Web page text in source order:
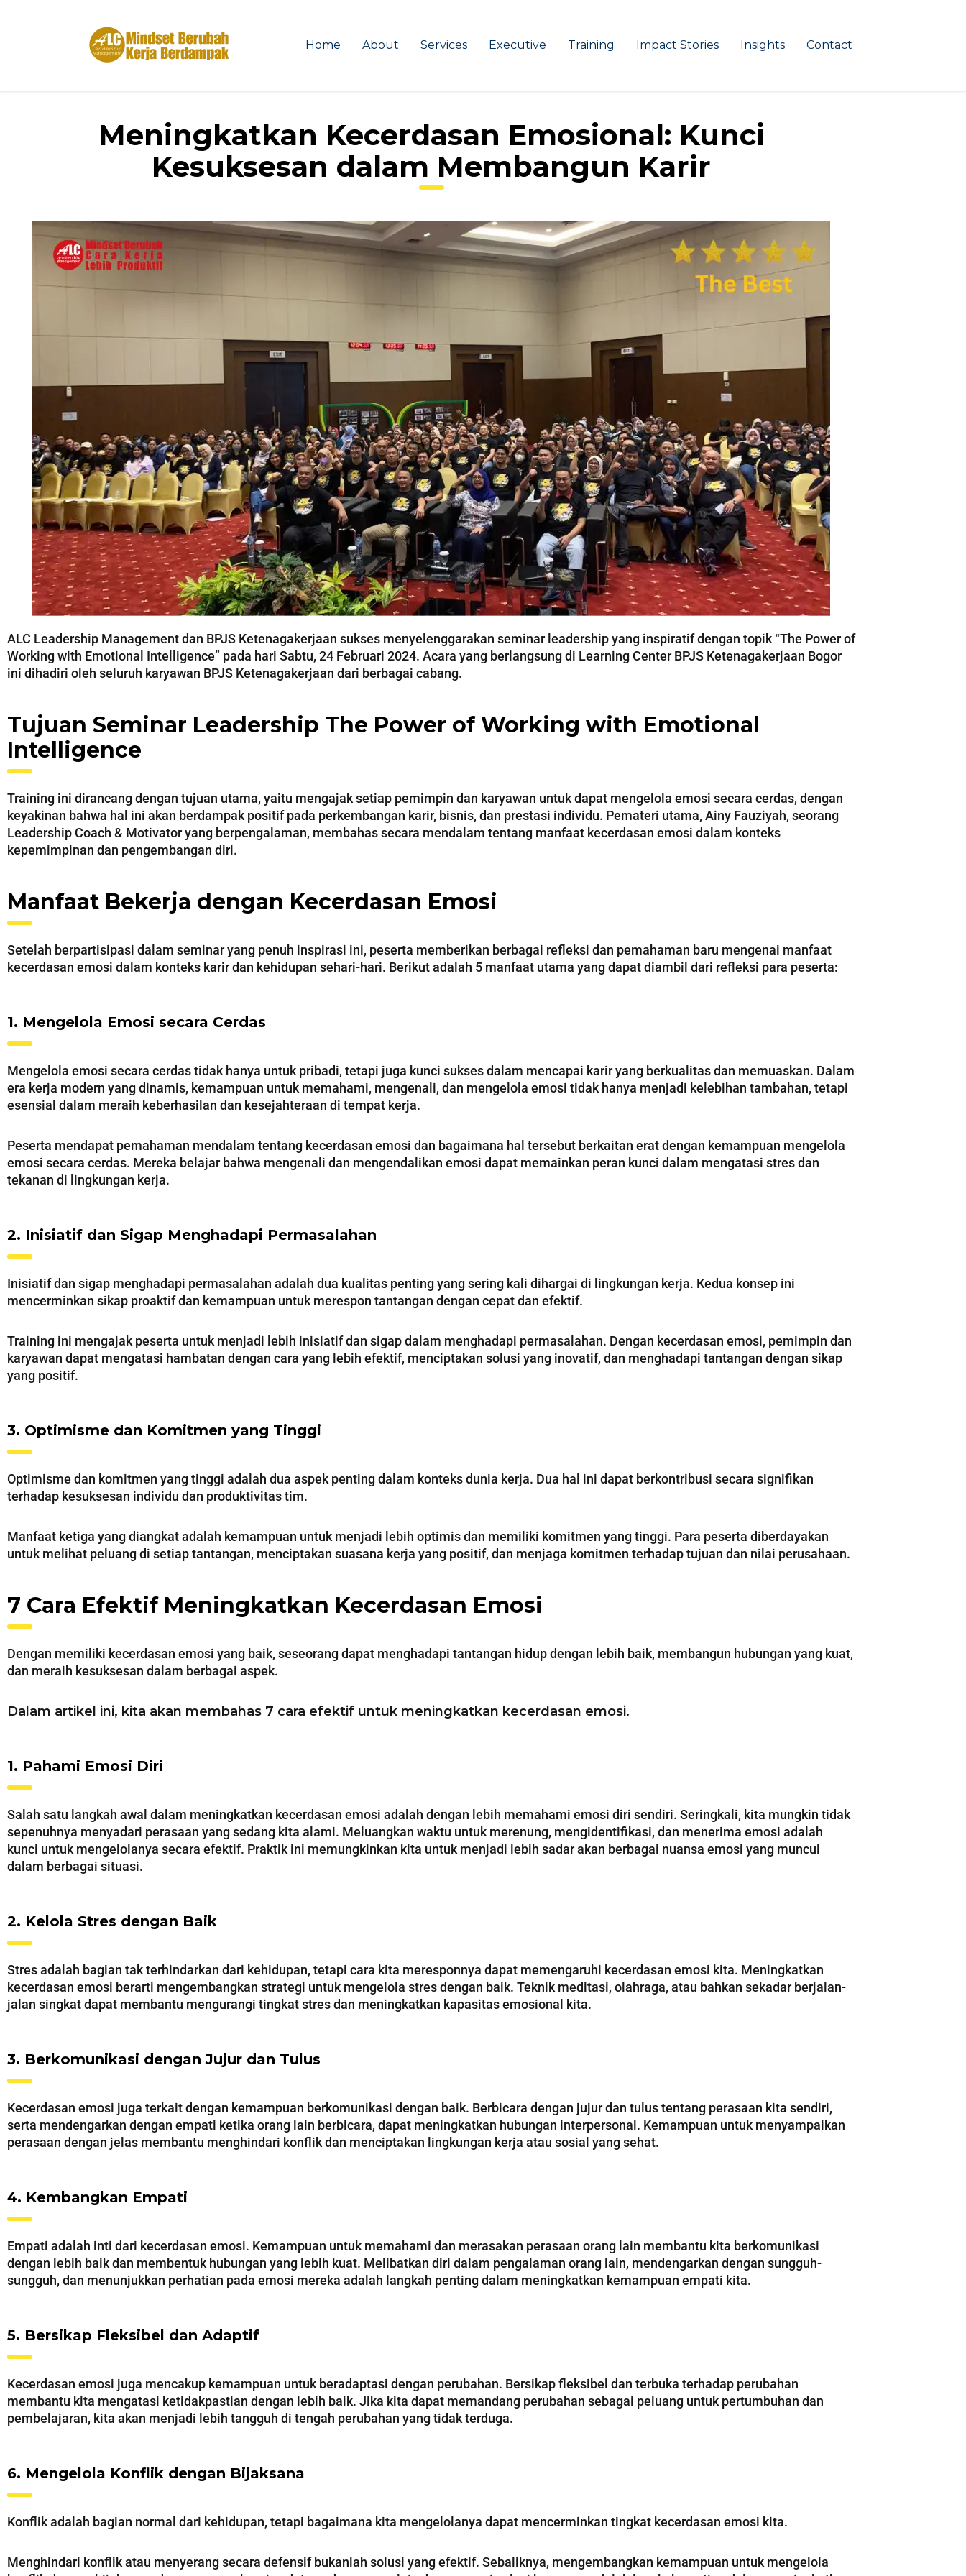
Home About Services Executive Training Impact Stories Insights Contact
Meningkatkan Kecerdasan Emosional: Kunci
Kesuksesan dalam Membangun Karir
ALC Leadership Management dan BPJS Ketenagakerjaan sukses menyelenggarakan seminar leadership yang inspiratif dengan topik “The Power of
Working with Emotional Intelligence” pada hari Sabtu, 24 Februari 2024. Acara yang berlangsung di Learning Center BPJS Ketenagakerjaan Bogor
ini dihadiri oleh seluruh karyawan BPJS Ketenagakerjaan dari berbagai cabang.
Tujuan Seminar Leadership The Power of Working with Emotional
Intelligence
Training ini dirancang dengan tujuan utama, yaitu mengajak setiap pemimpin dan karyawan untuk dapat mengelola emosi secara cerdas, dengan
keyakinan bahwa hal ini akan berdampak positif pada perkembangan karir, bisnis, dan prestasi individu. Pemateri utama, Ainy Fauziyah, seorang
Leadership Coach & Motivator yang berpengalaman, membahas secara mendalam tentang manfaat kecerdasan emosi dalam konteks
kepemimpinan dan pengembangan diri.
Manfaat Bekerja dengan Kecerdasan Emosi
Setelah berpartisipasi dalam seminar yang penuh inspirasi ini, peserta memberikan berbagai refleksi dan pemahaman baru mengenai manfaat
kecerdasan emosi dalam konteks karir dan kehidupan sehari-hari. Berikut adalah 5 manfaat utama yang dapat diambil dari refleksi para peserta:
1. Mengelola Emosi secara Cerdas
Mengelola emosi secara cerdas tidak hanya untuk pribadi, tetapi juga kunci sukses dalam mencapai karir yang berkualitas dan memuaskan. Dalam
era kerja modern yang dinamis, kemampuan untuk memahami, mengenali, dan mengelola emosi tidak hanya menjadi kelebihan tambahan, tetapi
esensial dalam meraih keberhasilan dan kesejahteraan di tempat kerja.
Peserta mendapat pemahaman mendalam tentang kecerdasan emosi dan bagaimana hal tersebut berkaitan erat dengan kemampuan mengelola
emosi secara cerdas. Mereka belajar bahwa mengenali dan mengendalikan emosi dapat memainkan peran kunci dalam mengatasi stres dan
tekanan di lingkungan kerja.
2. Inisiatif dan Sigap Menghadapi Permasalahan
Inisiatif dan sigap menghadapi permasalahan adalah dua kualitas penting yang sering kali dihargai di lingkungan kerja. Kedua konsep ini
mencerminkan sikap proaktif dan kemampuan untuk merespon tantangan dengan cepat dan efektif.
Training ini mengajak peserta untuk menjadi lebih inisiatif dan sigap dalam menghadapi permasalahan. Dengan kecerdasan emosi, pemimpin dan
karyawan dapat mengatasi hambatan dengan cara yang lebih efektif, menciptakan solusi yang inovatif, dan menghadapi tantangan dengan sikap
yang positif.
3. Optimisme dan Komitmen yang Tinggi
Optimisme dan komitmen yang tinggi adalah dua aspek penting dalam konteks dunia kerja. Dua hal ini dapat berkontribusi secara signifikan
terhadap kesuksesan individu dan produktivitas tim.
Manfaat ketiga yang diangkat adalah kemampuan untuk menjadi lebih optimis dan memiliki komitmen yang tinggi. Para peserta diberdayakan
untuk melihat peluang di setiap tantangan, menciptakan suasana kerja yang positif, dan menjaga komitmen terhadap tujuan dan nilai perusahaan.
7 Cara Efektif Meningkatkan Kecerdasan Emosi
Dengan memiliki kecerdasan emosi yang baik, seseorang dapat menghadapi tantangan hidup dengan lebih baik, membangun hubungan yang kuat,
dan meraih kesuksesan dalam berbagai aspek.
Dalam artikel ini, kita akan membahas 7 cara efektif untuk meningkatkan kecerdasan emosi.
1. Pahami Emosi Diri
Salah satu langkah awal dalam meningkatkan kecerdasan emosi adalah dengan lebih memahami emosi diri sendiri. Seringkali, kita mungkin tidak
sepenuhnya menyadari perasaan yang sedang kita alami. Meluangkan waktu untuk merenung, mengidentifikasi, dan menerima emosi adalah
kunci untuk mengelolanya secara efektif. Praktik ini memungkinkan kita untuk menjadi lebih sadar akan berbagai nuansa emosi yang muncul
dalam berbagai situasi.
2. Kelola Stres dengan Baik
Stres adalah bagian tak terhindarkan dari kehidupan, tetapi cara kita meresponnya dapat memengaruhi kecerdasan emosi kita. Meningkatkan
kecerdasan emosi berarti mengembangkan strategi untuk mengelola stres dengan baik. Teknik meditasi, olahraga, atau bahkan sekadar berjalan-
jalan singkat dapat membantu mengurangi tingkat stres dan meningkatkan kapasitas emosional kita.
3. Berkomunikasi dengan Jujur dan Tulus
Kecerdasan emosi juga terkait dengan kemampuan berkomunikasi dengan baik. Berbicara dengan jujur dan tulus tentang perasaan kita sendiri,
serta mendengarkan dengan empati ketika orang lain berbicara, dapat meningkatkan hubungan interpersonal. Kemampuan untuk menyampaikan
perasaan dengan jelas membantu menghindari konflik dan menciptakan lingkungan kerja atau sosial yang sehat.
4. Kembangkan Empati
Empati adalah inti dari kecerdasan emosi. Kemampuan untuk memahami dan merasakan perasaan orang lain membantu kita berkomunikasi
dengan lebih baik dan membentuk hubungan yang lebih kuat. Melibatkan diri dalam pengalaman orang lain, mendengarkan dengan sungguh-
sungguh, dan menunjukkan perhatian pada emosi mereka adalah langkah penting dalam meningkatkan kemampuan empati kita.
5. Bersikap Fleksibel dan Adaptif
Kecerdasan emosi juga mencakup kemampuan untuk beradaptasi dengan perubahan. Bersikap fleksibel dan terbuka terhadap perubahan
membantu kita mengatasi ketidakpastian dengan lebih baik. Jika kita dapat memandang perubahan sebagai peluang untuk pertumbuhan dan
pembelajaran, kita akan menjadi lebih tangguh di tengah perubahan yang tidak terduga.
6. Mengelola Konflik dengan Bijaksana
Konflik adalah bagian normal dari kehidupan, tetapi bagaimana kita mengelolanya dapat mencerminkan tingkat kecerdasan emosi kita.
Menghindari konflik atau menyerang secara defensif bukanlah solusi yang efektif. Sebaliknya, mengembangkan kemampuan untuk mengelola